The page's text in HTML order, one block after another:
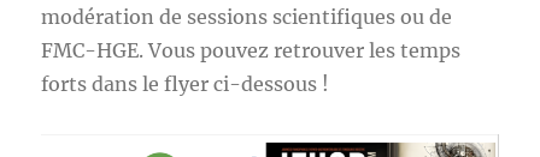
modération de sessions scientifiques ou de
FMC-HGE. Vous pouvez retrouver les temps
forts dans le flyer ci-dessous !